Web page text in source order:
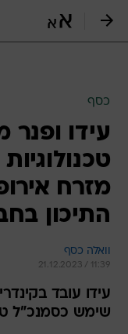
עידו ופנר
מזרח
התיכון
וואלה כסף
21.12.2023 / 11:39
עידו עובד